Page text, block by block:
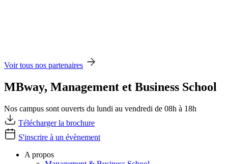
Voir tous nos partenaires
MBway, Management et Business School
Nos campus sont ouverts du lundi au vendredi de 08h à 18h
Télécharger la brochure
S'inscrire à un évènement
A propos